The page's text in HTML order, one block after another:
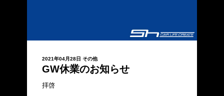
2021年04月28日 その他
GW休業のお知らせ
拝啓